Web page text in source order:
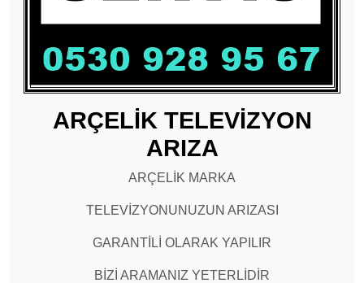
ARÇELİK TELEVİZYON
ARIZA
ARÇELİK MARKA
TELEVİZYONUNUZUN ARIZASI
GARANTİLİ OLARAK YAPILIR
BİZİ ARAMANIZ YETERLİDİR